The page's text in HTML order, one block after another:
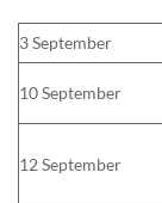
3 September
10 September
12 September